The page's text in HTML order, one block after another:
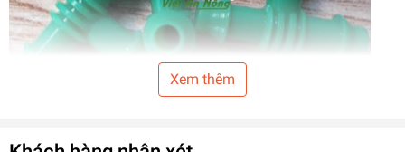
Xem thêm